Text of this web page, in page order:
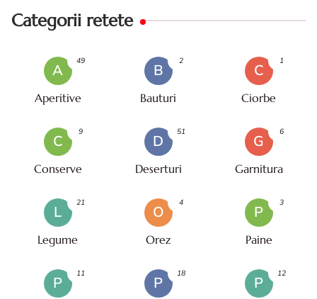
Categorii retete
A
Aperitive
49
B
Bauturi
2
C
Ciorbe
1
C
Conserve
9
D
Deserturi
51
G
Garnitura
6
L
Legume
21
O
Orez
4
P
Paine
3
P
11
P
18
P
12